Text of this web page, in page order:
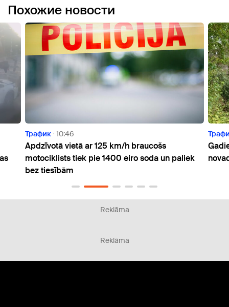
Похожие новости
h braucošs
eiro soda un paliek
Gadiem atstāti novārtā un bīstami:
novadā glābj nolietotos tiltus
Reklāma
Reklāma